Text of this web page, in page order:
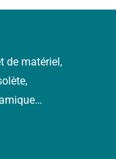
de matériel,